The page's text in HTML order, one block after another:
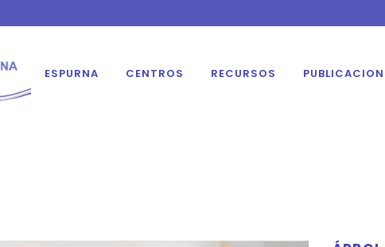
ESPURNA CENTROS RECURSOS